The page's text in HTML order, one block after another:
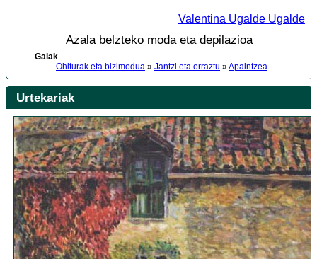
Valentina Ugalde Ugalde
Azala belzteko moda eta depilazioa
Gaiak
Ohiturak eta bizimodua » Jantzi eta orraztu »Apaintzea
Urtekariak